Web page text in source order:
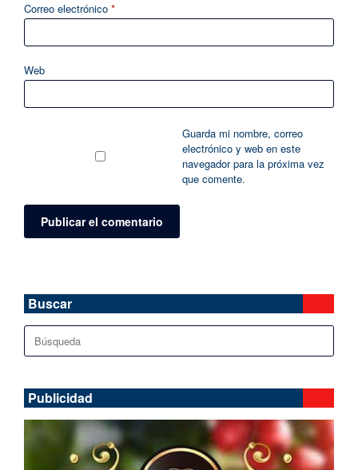
Correo electrónico *
Web
Guarda mi nombre, correo
electrónico y web en este
navegador para la próxima vez
que comente.
Buscar
Buscar:
Publicidad